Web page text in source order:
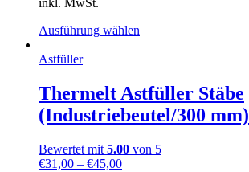
inkl. MwSt.
Ausführung wählen
Astfüller
Thermelt Astfüller Stäbe
(Industriebeutel/300 mm)
Bewertet mit 5.00 von 5
€31,00 – €45,00